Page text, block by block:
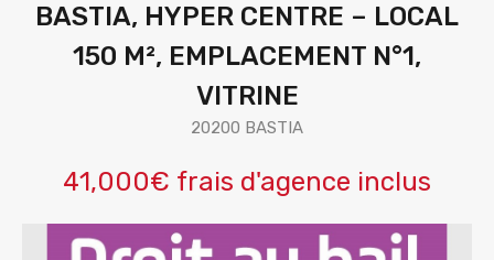
BASTIA, HYPER CENTRE – LOCAL
150 M², EMPLACEMENT N°1,
VITRINE
20200 BASTIA
41,000€ frais d'agence inclus